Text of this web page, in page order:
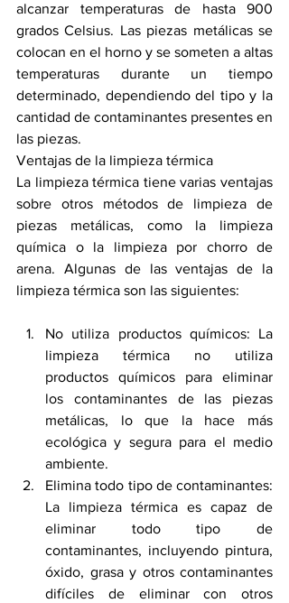
alcanzar temperaturas de hasta 900
grados Celsius. Las piezas metálicas se
colocan en el horno y se someten a altas
temperaturas durante un tiempo
determinado, dependiendo del tipo y la
cantidad de contaminantes presentes en
las piezas.
Ventajas de la limpieza térmica
La limpieza térmica tiene varias ventajas
sobre otros métodos de limpieza de
piezas metálicas, como la limpieza
química o la limpieza por chorro de
arena. Algunas de las ventajas de la
limpieza térmica son las siguientes:
No utiliza productos químicos: La
limpieza térmica no utiliza
productos químicos para eliminar
los contaminantes de las piezas
metálicas, lo que la hace más
ecológica y segura para el medio
ambiente.
Elimina todo tipo de contaminantes:
La limpieza térmica es capaz de
eliminar todo tipo de
contaminantes, incluyendo pintura,
óxido, grasa y otros contaminantes
difíciles de eliminar con otros